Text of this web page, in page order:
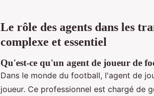
Le rôle des agents dans les
complexe et essentiel
Qu'est-ce qu'un agent de joueur de
Dans le monde du football, l'agent de
joueur. Ce professionnel est chargé de